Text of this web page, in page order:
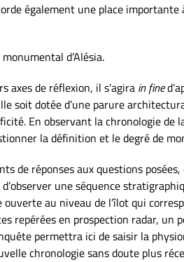
également une place
d’Alésia.
axes de réflexion, il s’agira in fine
soit dotée d’une parure
En observant la chronologie de
la définition et le degré de
de réponses aux questions
une séquence
ouverte au niveau de l’îlot qui
repérées en prospection radar,
permettra ici de saisir la
chronologie sans doute plus